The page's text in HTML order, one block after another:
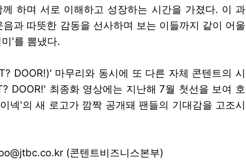
하며 서로 이해하고 성장하는 시간을 가졌다. 이 과
과 따뜻한 감동을 선사하며 보는 이들까지 같이 어울
'를 뽐냈다.
DOOR!)' 마무리와 동시에 또 다른 자체 콘텐트의 시
DOOR!' 최종화 영상에는 지난해 7월 첫선을 보여 호
넥'의 새 로고가 깜짝 공개돼 팬들의 기대감을 고조시
(콘텐트비즈니스본부)